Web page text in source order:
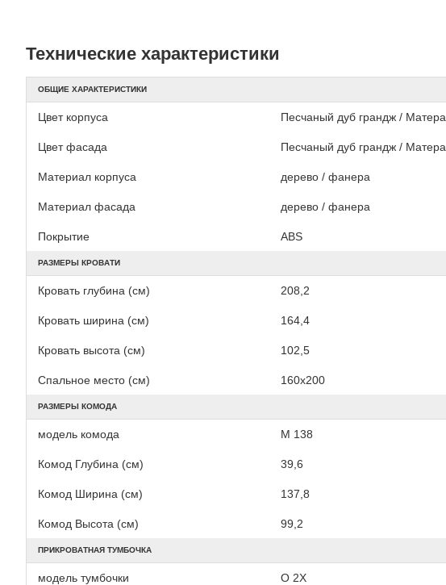
Технические характеристики
ОБЩИЕ ХАРАКТЕРИСТИКИ
Цвет корпуса Песчаный дуб грандж / Матера
Цвет фасада Песчаный дуб грандж / Матера
Материал корпуса дерево / фанера
Материал фасада дерево / фанера
Покрытие АВS
РАЗМЕРЫ КРОВАТИ
Кровать глубина (см) 208,2
Кровать ширина (см) 164,4
Кровать высота (см) 102,5
Спальное место (см) 160х200
РАЗМЕРЫ КОМОДА
модель комода M 138
Комод Глубина (см) 39,6
Комод Ширина (см) 137,8
Комод Высота (см) 99,2
ПРИКРОВАТНАЯ ТУМБОЧКА
модель тумбочки O 2X